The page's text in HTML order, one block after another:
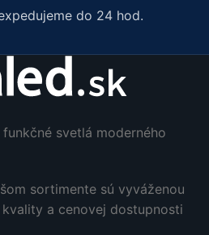
do 24 hod.
svetlá moderného
sortimente sú vyváženou
a cenovej dostupnosti